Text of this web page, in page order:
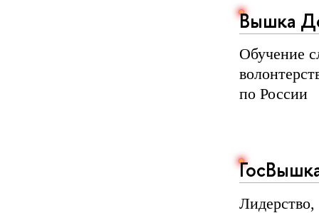
Вышка
Обучение
по России
Лидерство,